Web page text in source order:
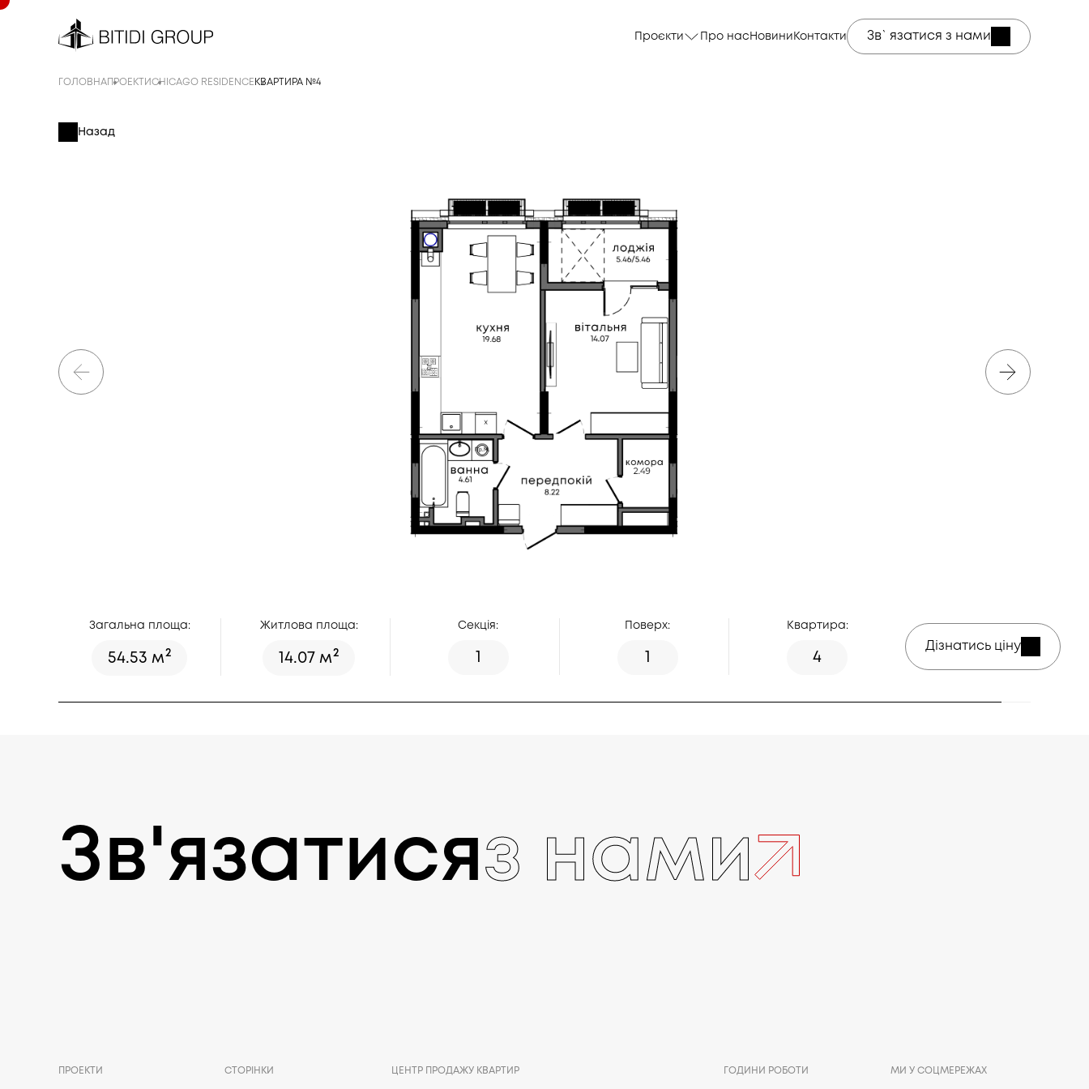
Проєкти Про нас Новини Контакти Зв`язатися з нами
ГОЛОВНА ПРОЕКТИCHICAGO RESIDENCE КВАРТИРА №4
Назад
Загальна площа:
54.53 м2
Житлова площа:
14.07 м2
Секція:
1
Поверх:
1
Квартира:
4
Дізнатись ціну
Зв'язатисяз нами
ПРОЕКТИ СТОРІНКИ ЦЕНТР ПРОДАЖУ КВАРТИР ГОДИНИ РОБОТИ МИ У СОЦМЕРЕЖАХ